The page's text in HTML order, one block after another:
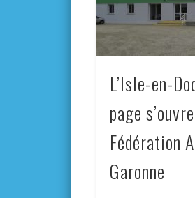
L’Isle-en-
page
Fédération
Garonne